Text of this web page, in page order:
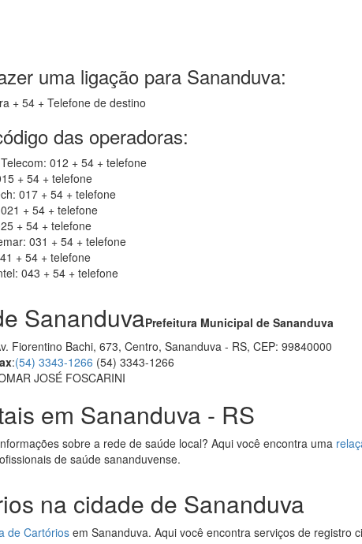
uma ligação para Sananduva:
+ 54 + Telefone de destino
das operadoras:
012 + 54 + telefone
+ 54 + telefone
017 + 54 + telefone
+ 54 + telefone
+ 54 + telefone
031 + 54 + telefone
+ 54 + telefone
043 + 54 + telefone
SananduvaPrefeitura Municipal de Sananduva
Fiorentino Bachi, 673, Centro, Sananduva - RS, CEP: 99840000
:(54) 3343-1266 (54) 3343-1266
JOSÉ FOSCARINI
em Sananduva - RS
sobre a rede de saúde local? Aqui você encontra uma
de saúde sananduvense.
na cidade de Sananduva
de Cartóriosem Sananduva. Aqui você encontra serviços de registro